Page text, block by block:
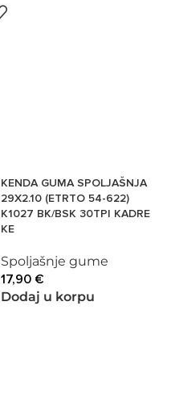
KENDA GUMA SPOLJAŠNJA
29X2.10 (ETRTO 54-622)
K1027 BK/BSK 30TPI KADRE
KE
Spoljašnje gume
17,90 €
Dodaj u korpu